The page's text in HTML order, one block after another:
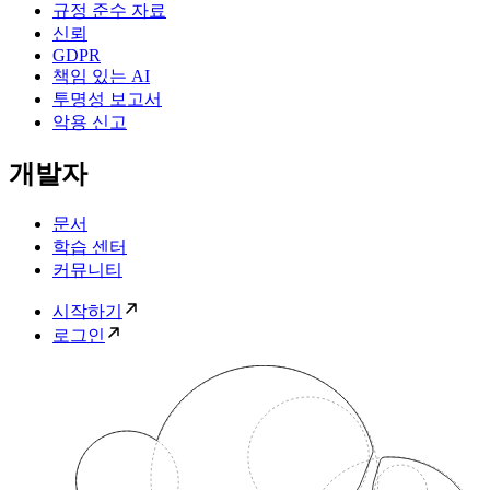
규정 준수 자료
신뢰
GDPR
책임 있는 AI
투명성 보고서
악용 신고
개발자
문서
학습 센터
커뮤니티
시작하기
로그인